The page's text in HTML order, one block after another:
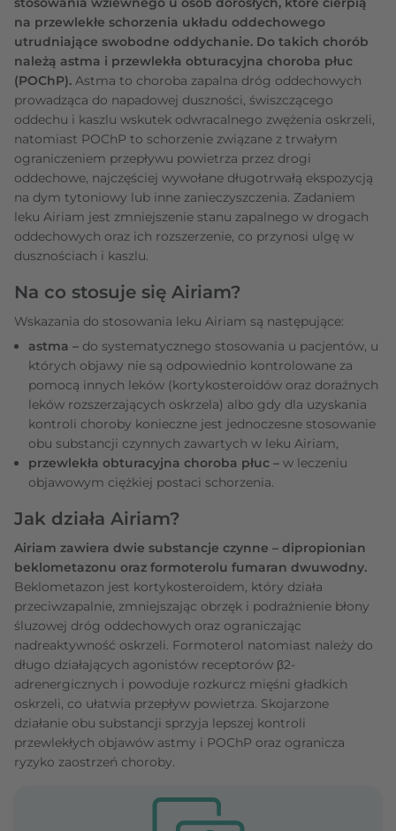
na przewlekłe schorzenia układu oddechowego
utrudniające swobodne oddychanie. Do takich chorób
należą astma i przewlekła obturacyjna choroba płuc
(POChP). Astma to choroba zapalna dróg oddechowych
prowadząca do napadowej duszności, świszczącego
oddechu i kaszlu wskutek odwracalnego zwężenia oskrzeli,
natomiast POChP to schorzenie związane z trwałym
ograniczeniem przepływu powietrza przez drogi
oddechowe, najczęściej wywołane długotrwałą ekspozycją
na dym tytoniowy lub inne zanieczyszczenia. Zadaniem
leku Airiam jest zmniejszenie stanu zapalnego w drogach
oddechowych oraz ich rozszerzenie, co przynosi ulgę w
dusznościach i kaszlu.
Na co stosuje się Airiam?
Wskazania do stosowania leku Airiam są następujące:
astma – do systematycznego stosowania u pacjentów, u
których objawy nie są odpowiednio kontrolowane za
pomocą innych leków (kortykosteroidów oraz doraźnych
leków rozszerzających oskrzela) albo gdy dla uzyskania
kontroli choroby konieczne jest jednoczesne stosowanie
obu substancji czynnych zawartych w leku Airiam,
przewlekła obturacyjna choroba płuc – w leczeniu
objawowym ciężkiej postaci schorzenia.
Jak działa Airiam?
Airiam zawiera dwie substancje czynne – dipropionian
beklometazonu oraz formoterolu fumaran dwuwodny.
Beklometazon jest kortykosteroidem, który działa
przeciwzapalnie, zmniejszając obrzęk i podrażnienie błony
śluzowej dróg oddechowych oraz ograniczając
nadreaktywność oskrzeli. Formoterol natomiast należy do
długo działających agonistów receptorów β2-
adrenergicznych i powoduje rozkurcz mięśni gładkich
oskrzeli, co ułatwia przepływ powietrza. Skojarzone
działanie obu substancji sprzyja lepszej kontroli
przewlekłych objawów astmy i POChP oraz ogranicza
ryzyko zaostrzeń choroby.